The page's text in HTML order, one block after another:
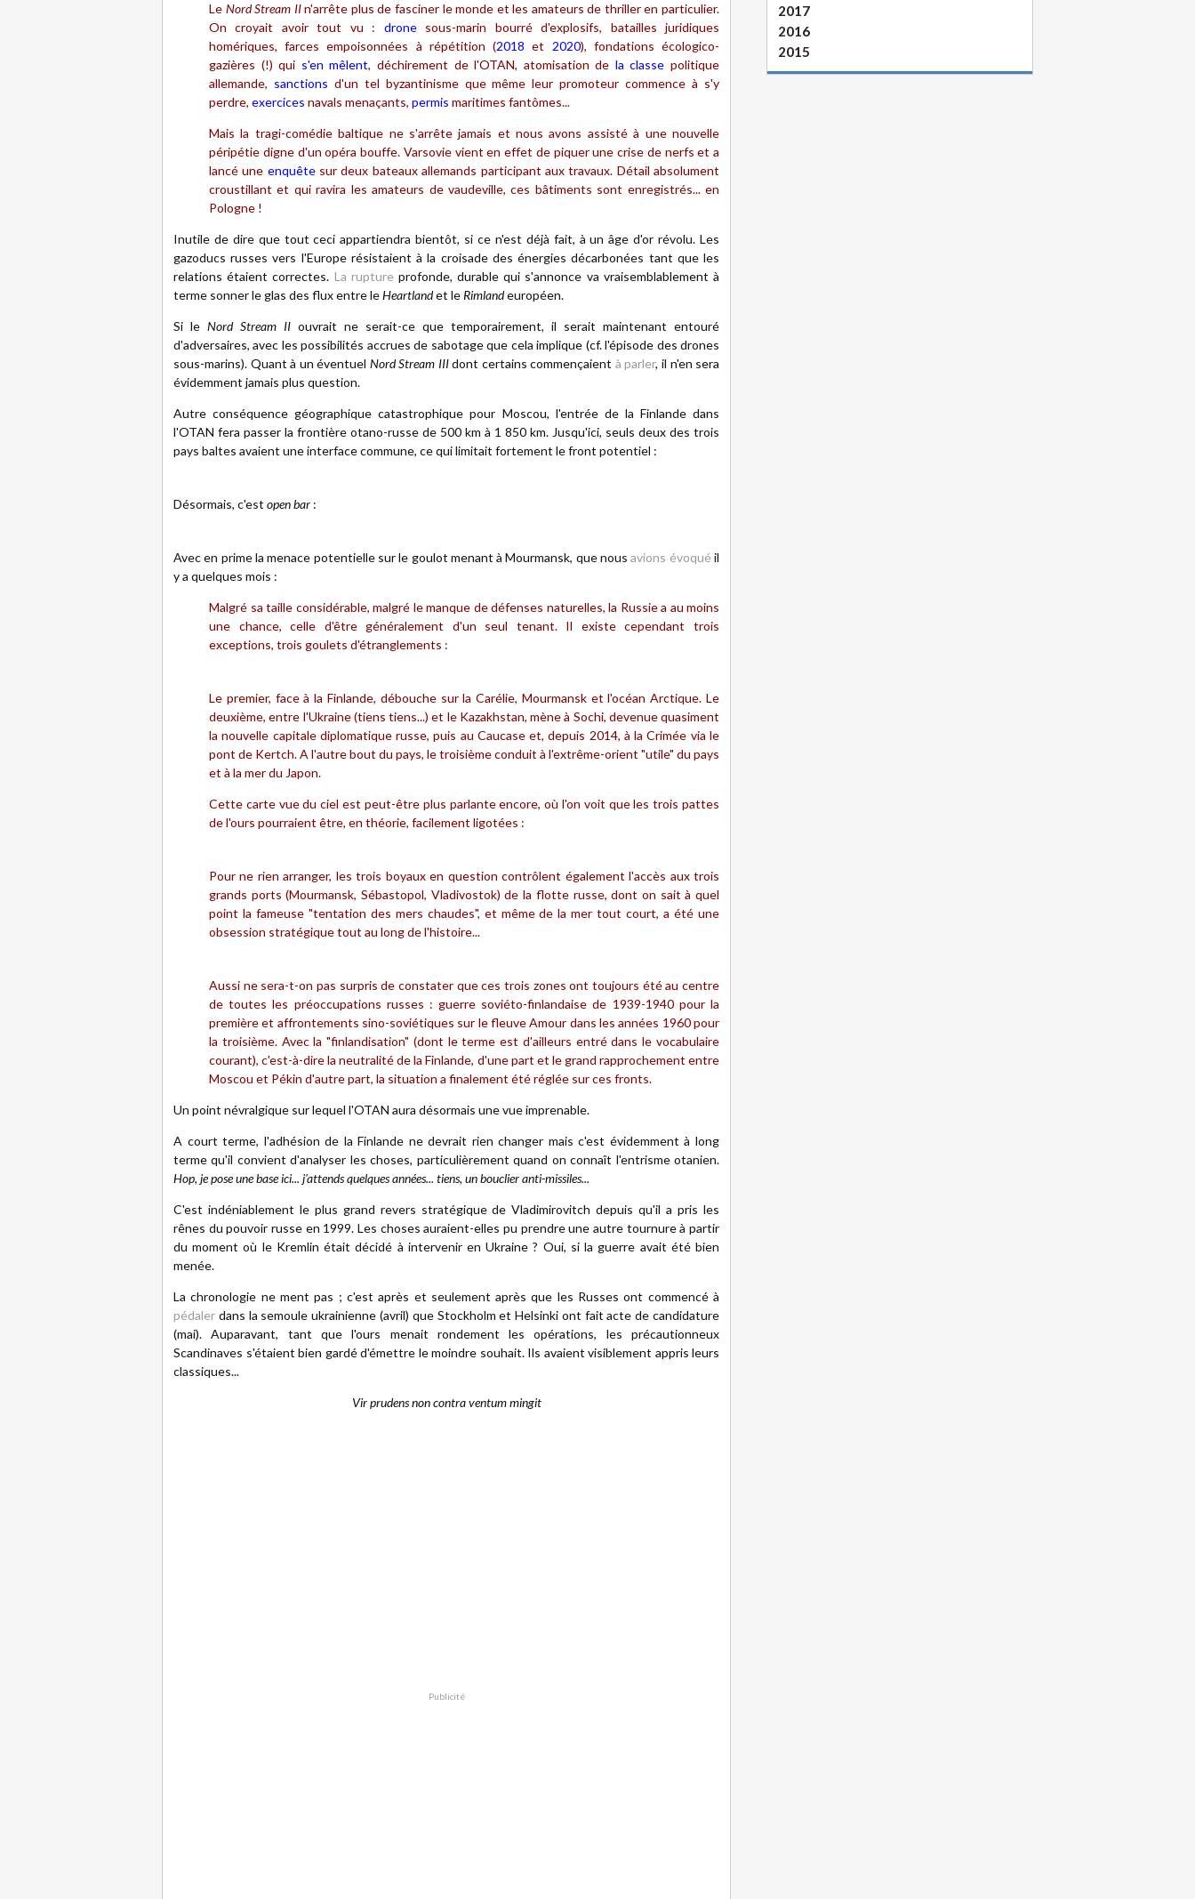
Le Nord Stream IIn'arrête plus de fasciner le monde et les amateurs de thriller en particulier.
On croyait avoir tout vu : dronesous-marin bourré d'explosifs, batailles juridiques
homériques, farces empoisonnées à répétition (2018 et 2020), fondations écologico-
gazières (!) qui s'en mêlent, déchirement del'OTAN, atomisation de la classe politique
allemande, sanctions d'un tel byzantinisme que même leur promoteur commence à s'y
perdre, exercices navals menaçants, permis maritimes fantômes...
Mais la tragi-comédie baltique ne s'arrête jamais et nous avons assisté à une nouvelle
péripétie digne d'un opéra bouffe. Varsovie vient en effet de piquer une crise de nerfs et a
lancé une enquêtesur deux bateaux allemands participant aux travaux. Détail absolument
croustillant et qui ravira les amateurs de vaudeville, ces bâtiments sont enregistrés... en
Pologne !
Inutile de dire que tout ceci appartiendra bientôt, si ce n'est déjà fait, à un âge d'or révolu. Les
gazoducs russes vers l'Europe résistaient à la croisade des énergies décarbonées tant que les
relations étaient correctes. La rupture profonde, durable qui s'annonce va vraisemblablement à
terme sonner le glas des flux entre leHeartlandet le Rimlandeuropéen.
Si le Nord Stream II ouvrait ne serait-ce que temporairement, il serait maintenant entouré
d'adversaires, avec les possibilités accrues de sabotage que cela implique (cf. l'épisode des drones
sous-marins). Quant à un éventuel Nord Stream IIIdont certains commençaient à parler, il n'en sera
évidemment jamais plus question.
Autre conséquence géographique catastrophique pour Moscou, l'entrée de la Finlande dans
l'OTAN fera passer la frontière otano-russe de 500 km à 1 850 km. Jusqu'ici, seuls deux des trois
pays baltes avaient une interface commune, ce qui limitait fortement le front potentiel :
Désormais, c'est open bar :
Avec en prime la menace potentielle sur le goulot menant à Mourmansk, que nousavions évoqué il
y a quelques mois :
Malgré sa taille considérable, malgré le manque de défenses naturelles, la Russie a au moins
une chance, celle d'être généralement d'un seul tenant. Il existe cependant trois
exceptions, trois goulets d'étranglements :
Le premier, face à la Finlande, débouche sur la Carélie, Mourmansk et l'océan Arctique. Le
deuxième, entre l'Ukraine (tiens tiens...) et le Kazakhstan, mène à Sochi, devenue quasiment
la nouvelle capitale diplomatique russe, puis au Caucase et, depuis 2014, à la Crimée via le
pont de Kertch. A l'autre bout du pays, le troisième conduit à l'extrême-orient "utile" du pays
et à la mer du Japon.
Cette carte vue du ciel est peut-être plus parlante encore, où l'on voit que les trois pattes
de l'ours pourraient être, en théorie, facilement ligotées :
Pour ne rien arranger, les trois boyaux en question contrôlent également l'accès aux trois
grands ports (Mourmansk, Sébastopol, Vladivostok) de la flotte russe, dont on sait à quel
point la fameuse "tentation des mers chaudes", et même de la mer tout court, a été une
obsession stratégique tout au long de l'histoire...
Aussi ne sera-t-on pas surpris de constater que ces trois zones ont toujours été au centre
de toutes les préoccupations russes : guerre soviéto-finlandaise de 1939-1940 pour la
première et affrontements sino-soviétiques sur le fleuve Amour dans les années 1960 pour
la troisième. Avec la "finlandisation" (dont le terme est d'ailleurs entré dans le vocabulaire
courant), c'est-à-dire la neutralité de la Finlande, d'une part et le grand rapprochement entre
Moscou et Pékin d'autre part, la situation a finalement été réglée sur ces fronts.
Un point névralgique sur lequel l'OTAN aura désormais une vue imprenable.
A court terme, l'adhésion de la Finlande ne devrait rien changer mais c'est évidemment à long
terme qu'il convient d'analyser les choses, particulièrement quand on connaît l'entrisme otanien.
Hop, je pose une base ici... j'attends quelques années... tiens, un bouclier anti-missiles...
C'est indéniablement le plus grand revers stratégique de Vladimirovitch depuis qu'il a pris les
rênes du pouvoir russe en 1999. Les choses auraient-elles pu prendre une autre tournure à partir
du moment où le Kremlin était décidé à intervenir en Ukraine ? Oui, si la guerre avait été bien
menée.
La chronologie ne ment pas ; c'est après et seulement après que les Russes ont commencé à
pédaler dans la semoule ukrainienne (avril) que Stockholm et Helsinki ont fait acte de candidature
(mai). Auparavant, tant que l'ours menait rondement les opérations, les précautionneux
Scandinaves s'étaient bien gardé d'émettre le moindre souhait. Ils avaient visiblement appris leurs
classiques...
Vir prudens non contra ventum mingit
Publicité
2017
2016
2015